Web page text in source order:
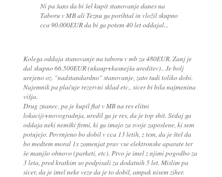
Ni pa šans da bi šel kupit stanovanje danes na
Taboru v MB ali Teznu ga porihtal in vložil skupno
cca 90.000EUR da bi ga potem 40 let oddajal...
Kolega oddaja stanovanje na taboru v mb za 480EUR. Zanj je
dal skupno 66.500EUR (nkaup+kasnejša ureditev).. Je bolj
urejeno oz. "nadstandardno" stanovanje, zato tudi toliko dobi.
Najemnik pa plačuje rezervni sklad etc., sicer bi bila najmenina
višja.
Drug znanec, pa je kupil flat v MB na res elitni
lokaciji+novogradnja, uredil ga je res, da je top shit. Sedaj ga
oddaja neki nemški firmi, ki ga imajo za svoje zaposlene, ki sem
potujejo. Povrnjeno bo dobil v cca 13 letih, z tem, da je štel da
bo medtem moral 1x zamenjat prav vse elektronske aparate ter
še manjšo obnovo (parketi, etc). Prvo je imel z njimi pogodbo za
3 leta, pred kratkim so podpisali za dodatnih 5 let. Mislim pa
sicer, da je imel neke veze da je to dobil, ampak nisem ziher.